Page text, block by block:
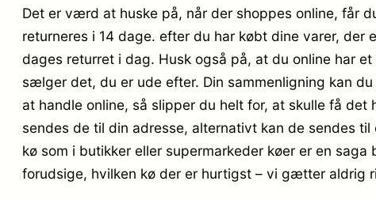
Det er værd at huske på, når der shoppes online, får
returneres i 14 dage. efter du har købt dine varer,
dages returret i dag. Husk også på, at du online har
sælger det, du er ude efter. Din sammenligning kan
at handle online, så slipper du helt for, at skulle få
sendes de til din adresse, alternativt kan de sendes
kø som i butikker eller supermarkeder køer er en
forudsige, hvilken kø der er hurtigst – vi gætter aldrig